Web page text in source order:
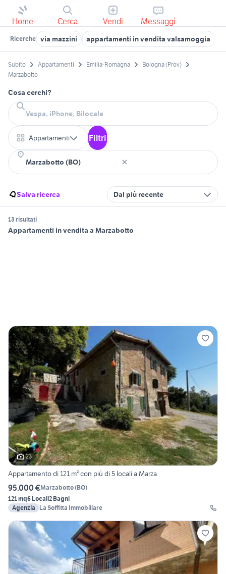
Home Cerca Vendi Messaggi
Ricerche via mazzini appartamenti in vendita valsamoggia
Subito Appartamenti Emilia-Romagna
Bologna (Prov)
Marzabotto
Cosa cerchi?
Appartamenti Filtri
Salva ricerca Dal più recente
13 risultati
Appartamenti in vendita a Marzabotto
23
Appartamento di 121 m² con più di 5 locali a Marza
95.000 €Marzabotto(BO)
121 mq6 Locali2 Bagni
Agenzia
La Soffitta Immobiliare